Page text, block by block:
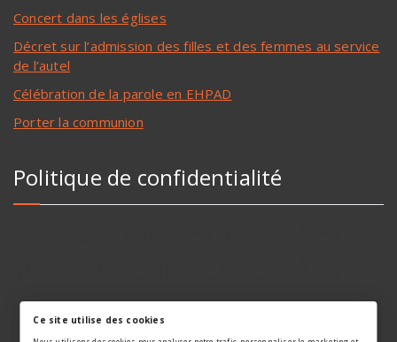
Concert dans les églises
Décret sur l’admission des filles et des femmes au service
de l’autel
Célébration de la parole en EHPAD
Porter la communion
Politique de confidentialité
Ce site utilise des cookies